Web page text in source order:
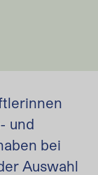
und
bei
Auswahl